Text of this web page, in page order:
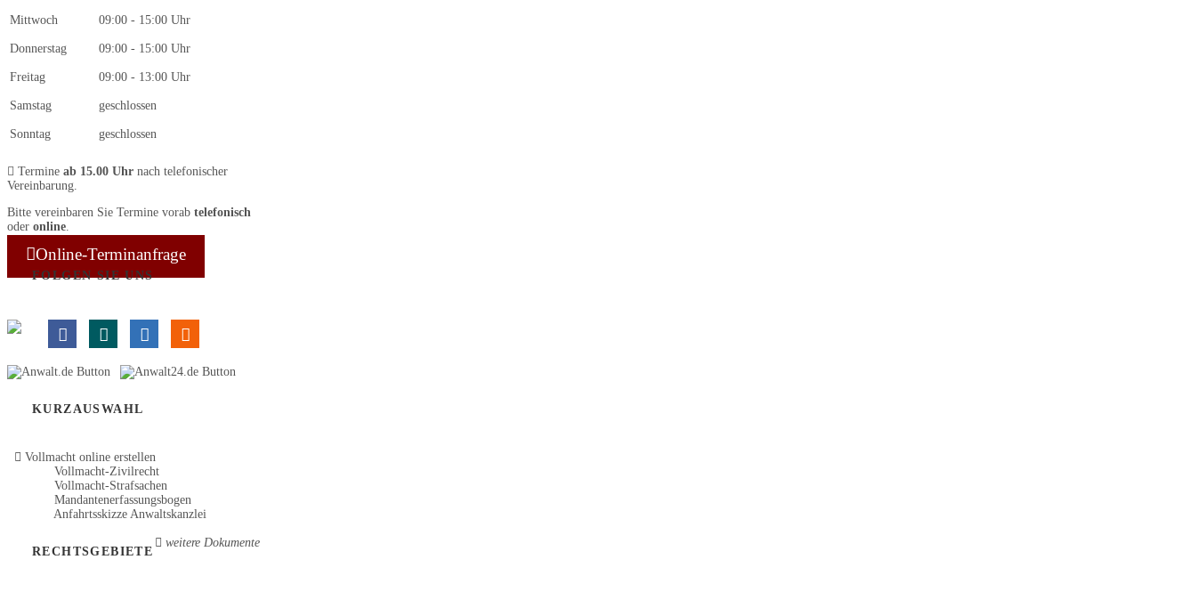
Mittwoch 09:00 - 15:00 Uhr
Donnerstag 09:00 - 15:00 Uhr
Freitag 09:00 - 13:00 Uhr
Samstag geschlossen
Sonntag geschlossen
Termine ab 15.00 Uhr nach telefonischer
Vereinbarung.
Bitte vereinbaren Sie Termine vorab telefonisch
oder online.
Online-Terminanfrage
FOLGEN SIE UNS
KURZAUSWAHL
Vollmacht online erstellen
Vollmacht-Zivilrecht
Vollmacht-Strafsachen
Mandantenerfassungsbogen
Anfahrtsskizze Anwaltskanzlei
weitere Dokumente
RECHTSGEBIETE